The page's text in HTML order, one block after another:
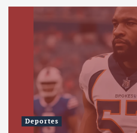
Deportes